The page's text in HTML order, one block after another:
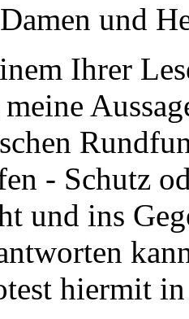
und
Ihrer
- Schutz
und ins
hiermit